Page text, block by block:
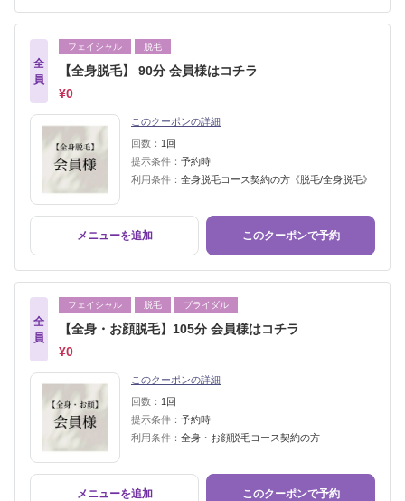
全
員
フェイシャル 脱毛
【全身脱毛】 90分 会員様はコチラ
¥0
このクーポンの詳細
回数： 1回
提示条件： 予約時
利用条件： 全身脱毛コース契約の方《脱毛/全身脱毛》
メニューを追加 このクーポンで予約
全
員
フェイシャル 脱毛 ブライダル
【全身・お顔脱毛】105分 会員様はコチラ
¥0
このクーポンの詳細
回数： 1回
提示条件： 予約時
利用条件： 全身・お顔脱毛コース契約の方
メニューを追加 このクーポンで予約